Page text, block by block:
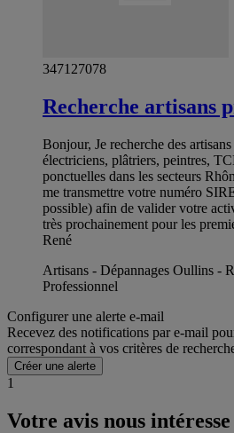
347127078
Recherche artisans
Bonjour, Je recherche des
électriciens, plâtriers, peintres,
ponctuelles dans les secteurs
me transmettre votre numéro
possible) afin de valider votre
très prochainement pour les
René
Artisans - Dépannages Oullins -
Professionnel
Configurer une alerte e-mail
Recevez des notifications par e-mail
correspondant à vos critères de
Créer une alerte
1
Votre avis nous intéresse